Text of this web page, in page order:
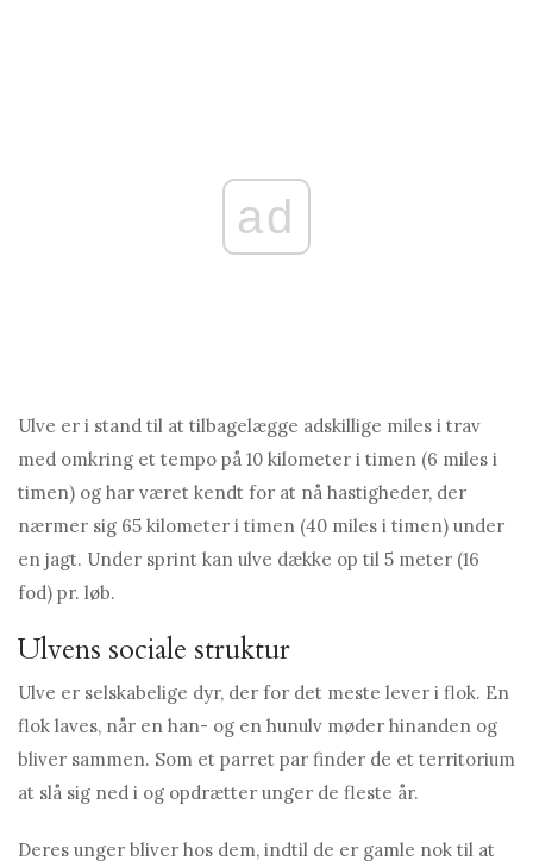
ad
Ulve er i stand til at tilbagelægge adskillige miles i trav
med omkring et tempo på 10 kilometer i timen (6 miles i
timen) og har været kendt for at nå hastigheder, der
nærmer sig 65 kilometer i timen (40 miles i timen) under
en jagt. Under sprint kan ulve dække op til 5 meter (16
fod) pr. løb.
Ulvens sociale struktur
Ulve er selskabelige dyr, der for det meste lever i flok. En
flok laves, når en han- og en hunulv møder hinanden og
bliver sammen. Som et parret par finder de et territorium
at slå sig ned i og opdrætter unger de fleste år.
Deres unger bliver hos dem, indtil de er gamle nok til at